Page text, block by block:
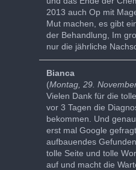
2013 auch Op mit
Mut machen, es gibt
der Behandlung, Im
nur die jährliche
Bianca
(Montag, 29.
Vielen Dank für die
vor 3 Tagen die
bekommen. Und
erst mal Google
aufbauendes
tolle Seite und tolle
auf und macht die